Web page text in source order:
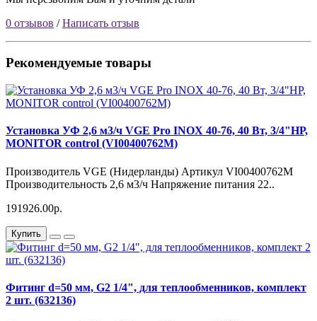
0 отзывов /Написать отзыв
Рекомендуемые товары
Установка УФ 2,6 м3/ч VGE Pro INOX 40-76, 40 Вт, 3/4"НР,
MONITOR control (VI00400762М)
Производитель VGE (Нидерланды) Артикул VI00400762М
Производительность 2,6 м3/ч Напряжение питания 22..
191926.00р.
Купить
Фитинг d=50 мм, G2 1/4", для теплообменников, комплект
2 шт. (632136)